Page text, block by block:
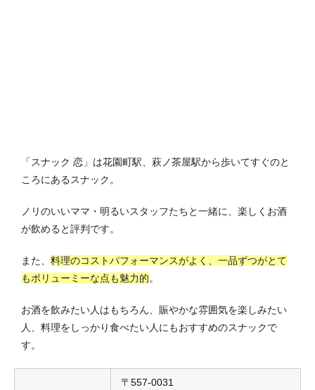
「スナック 恋」は花園町駅、萩ノ茶屋駅から歩いてすぐのと
ころにあるスナック。
ノリのいいママ・明るいスタッフたちと一緒に、楽しくお酒
が飲めると評判です。
また、 料理のコストパフォーマンスがよく、一品ずつがとて
もボリューミーな点も魅力的。
お酒を飲みたい人はもちろん、賑やかな雰囲気を楽しみたい
人、料理をしっかり食べたい人にもおすすめのスナックで
す。
〒557-0031